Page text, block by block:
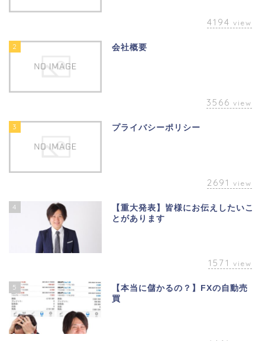
4194 view
2 会社概要
3566 view
3 プライバシーポリシー
2691 view
4
【重大発表】皆様にお伝えしたいこ
とがあります
1571 view
5
【本当に儲かるの？】FXの自動売
買